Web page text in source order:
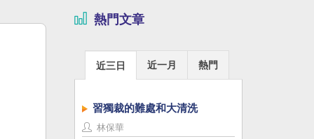
熱門文章
近三日 近一月 熱門
習獨裁的難處和大清洗
林保華